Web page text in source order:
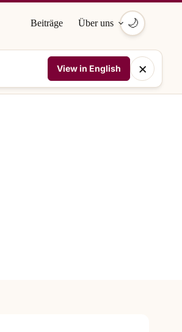
Beiträge Über uns 🌙
View in English ×